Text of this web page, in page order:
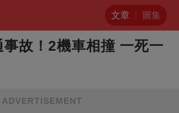
文章 圖集
故！2機車相撞 一死一
ADVERTISEMENT